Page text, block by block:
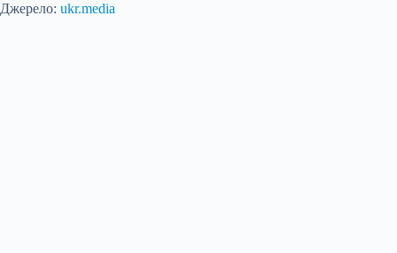
Джерело: ukr.media